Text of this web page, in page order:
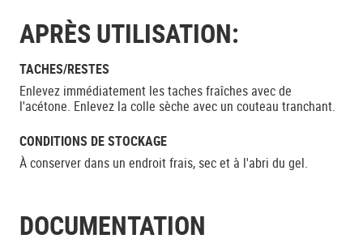
APRÈS UTILISATION:
TACHES/RESTES
Enlevez immédiatement les taches fraîches avec de
l'acétone. Enlevez la colle sèche avec un couteau tranchant.
CONDITIONS DE STOCKAGE
À conserver dans un endroit frais, sec et à l'abri du gel.
DOCUMENTATION